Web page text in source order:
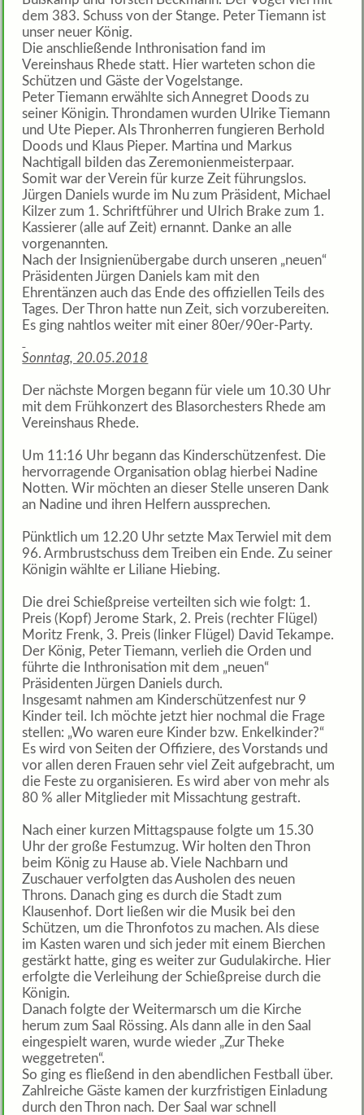
dem 383. Schuss von der Stange. Peter Tiemann ist
unser neuer König.
Die anschließende Inthronisation fand im
Vereinshaus Rhede statt. Hier warteten schon die
Schützen und Gäste der Vogelstange.
Peter Tiemann erwählte sich Annegret Doods zu
seiner Königin. Throndamen wurden Ulrike Tiemann
und Ute Pieper. Als Thronherren fungieren Berhold
Doods und Klaus Pieper. Martina und Markus
Nachtigall bilden das Zeremonienmeisterpaar.
Somit war der Verein für kurze Zeit führungslos.
Jürgen Daniels wurde im Nu zum Präsident, Michael
Kilzer zum 1. Schriftführer und Ulrich Brake zum 1.
Kassierer (alle auf Zeit) ernannt. Danke an alle
vorgenannten.
Nach der Insignienübergabe durch unseren „neuen“
Präsidenten Jürgen Daniels kam mit den
Ehrentänzen auch das Ende des offiziellen Teils des
Tages. Der Thron hatte nun Zeit, sich vorzubereiten.
Es ging nahtlos weiter mit einer 80er/90er-Party.
Sonntag, 20.05.2018
Der nächste Morgen begann für viele um 10.30 Uhr
mit dem Frühkonzert des Blasorchesters Rhede am
Vereinshaus Rhede.
Um 11:16 Uhr begann das Kinderschützenfest. Die
hervorragende Organisation oblag hierbei Nadine
Notten. Wir möchten an dieser Stelle unseren Dank
an Nadine und ihren Helfern aussprechen.
Pünktlich um 12.20 Uhr setzte Max Terwiel mit dem
96. Armbrustschuss dem Treiben ein Ende. Zu seiner
Königin wählte er Liliane Hiebing.
Die drei Schießpreise verteilten sich wie folgt: 1.
Preis (Kopf) Jerome Stark, 2. Preis (rechter Flügel)
Moritz Frenk, 3. Preis (linker Flügel) David Tekampe.
Der König, Peter Tiemann, verlieh die Orden und
führte die Inthronisation mit dem „neuen“
Präsidenten Jürgen Daniels durch.
Insgesamt nahmen am Kinderschützenfest nur 9
Kinder teil. Ich möchte jetzt hier nochmal die Frage
stellen: „Wo waren eure Kinder bzw. Enkelkinder?“
Es wird von Seiten der Offiziere, des Vorstands und
vor allen deren Frauen sehr viel Zeit aufgebracht, um
die Feste zu organisieren. Es wird aber von mehr als
80 % aller Mitglieder mit Missachtung gestraft.
Nach einer kurzen Mittagspause folgte um 15.30
Uhr der große Festumzug. Wir holten den Thron
beim König zu Hause ab. Viele Nachbarn und
Zuschauer verfolgten das Ausholen des neuen
Throns. Danach ging es durch die Stadt zum
Klausenhof. Dort ließen wir die Musik bei den
Schützen, um die Thronfotos zu machen. Als diese
im Kasten waren und sich jeder mit einem Bierchen
gestärkt hatte, ging es weiter zur Gudulakirche. Hier
erfolgte die Verleihung der Schießpreise durch die
Königin.
Danach folgte der Weitermarsch um die Kirche
herum zum Saal Rössing. Als dann alle in den Saal
eingespielt waren, wurde wieder „Zur Theke
weggetreten“.
So ging es fließend in den abendlichen Festball über.
Zahlreiche Gäste kamen der kurzfristigen Einladung
durch den Thron nach. Der Saal war schnell